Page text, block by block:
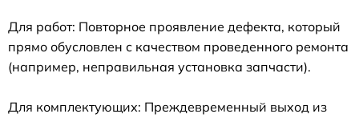
Для работ: Повторное проявление дефекта, который
прямо обусловлен с качеством проведенного ремонта
(например, неправильная установка запчасти).
Для комплектующих: Преждевременный выход из